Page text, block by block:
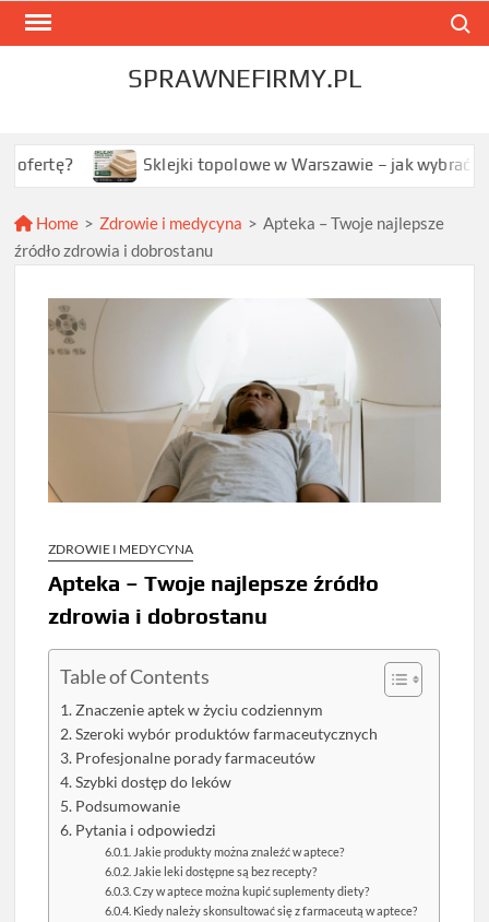
Skip
SPRAWNEFIRMY.PL
Sklejki topolowe w Warszawie – jak wybrać najlepszą
Home > Zdrowie i medycyna > Apteka – Twoje najlepsze
źródło zdrowia i dobrostanu
ZDROWIE I MEDYCYNA
Apteka – Twoje najlepsze źródło
zdrowia i dobrostanu
Table of Contents
Znaczenie aptek w życiu codziennym
Szeroki wybór produktów farmaceutycznych
Profesjonalne porady farmaceutów
Szybki dostęp do leków
Podsumowanie
Pytania i odpowiedzi
Jakie produkty można znaleźć w aptece?
Jakie leki dostępne są bez recepty?
Czy w aptece można kupić suplementy diety?
Kiedy należy skonsultować się z farmaceutą w aptece?